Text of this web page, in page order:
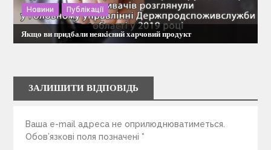
Новини Публікації
Якщо ви придбали неякісний харчовий продукт
ЗАЛИШИТИ ВІДПОВІДЬ
Ваша e-mail адреса не оприлюднюватиметься.
Обов’язкові поля позначені *